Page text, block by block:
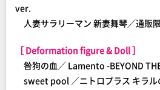
ver.
人妻サラリーマン 新妻舞琴／通販
［ Deformation figure & Doll ］
咎狗の血／ Lamento -BEYOND
sweet pool ／ニトロプラス キラル